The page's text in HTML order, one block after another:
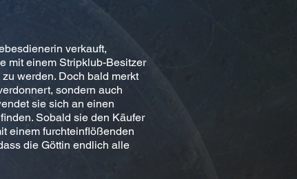
verkauft,
mit einem Stripklub-Besitzer
werden. Doch bald merkt
sondern auch
sie sich an einen
Sobald sie den Käufer
einem furchteinflößenden
die Göttin endlich alle